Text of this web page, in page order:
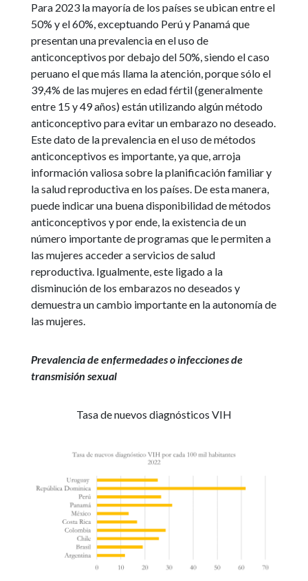
Para 2023 la mayoría de los países se ubican entre el
50% y el 60%, exceptuando Perú y Panamá que
presentan una prevalencia en el uso de
anticonceptivos por debajo del 50%, siendo el caso
peruano el que más llama la atención, porque sólo el
39,4% de las mujeres en edad fértil (generalmente
entre 15 y 49 años) están utilizando algún método
anticonceptivo para evitar un embarazo no deseado.
Este dato de la prevalencia en el uso de métodos
anticonceptivos es importante, ya que, arroja
información valiosa sobre la planificación familiar y
la salud reproductiva en los países. De esta manera,
puede indicar una buena disponibilidad de métodos
anticonceptivos y por ende, la existencia de un
número importante de programas que le permiten a
las mujeres acceder a servicios de salud
reproductiva. Igualmente, este ligado a la
disminución de los embarazos no deseados y
demuestra un cambio importante en la autonomía de
las mujeres.
Prevalencia de enfermedades o infecciones de
transmisión sexual
Tasa de nuevos diagnósticos VIH